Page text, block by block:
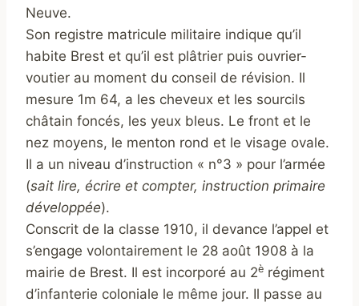
Neuve.
Son registre matricule militaire indique qu’il
habite Brest et qu’il est plâtrier puis ouvrier-
voutier au moment du conseil de révision. Il
mesure 1m 64, a les cheveux et les sourcils
châtain foncés, les yeux bleus. Le front et le
nez moyens, le menton rond et le visage ovale.
Il a un niveau d’instruction « n°3 » pour l’armée
(sait lire, écrire et compter, instruction primaire
développée).
Conscrit de la classe 1910, il devance l’appel et
s’engage volontairement le 28 août 1908 à la
mairie de Brest. Il est incorporé au 2è régiment
d’infanterie coloniale le même jour. Il passe au